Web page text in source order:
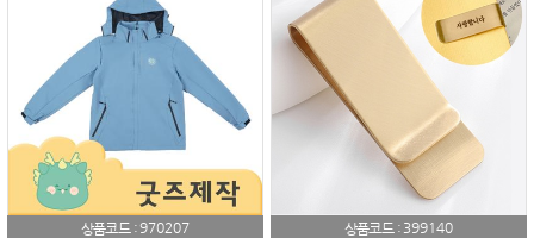
상품코드 :970207
상품코드 : 399140